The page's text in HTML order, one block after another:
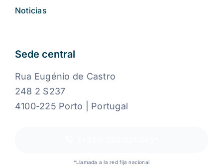
Noticias
Sede central
Rua Eugénio de Castro
248 2 S237
4100-225 Porto | Portugal
*Llamada a la red fija nacional